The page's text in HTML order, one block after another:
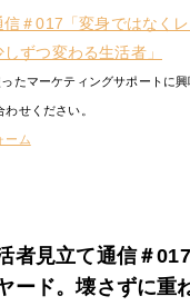
＃017「変身ではなく
ずつ変わる生活者」
たマーケティングサポートに
せください。
ーム
者見立て通信＃
ード。壊さずに重